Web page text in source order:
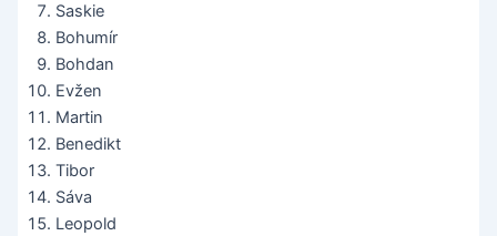
Saskie
Bohumír
Bohdan
Evžen
Martin
Benedikt
Tibor
Sáva
Leopold